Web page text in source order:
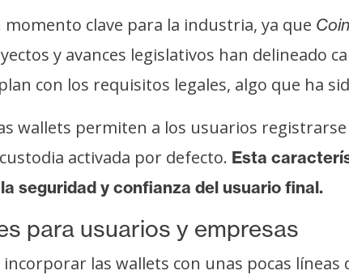
clave para la industria, ya que
y avances legislativos han delineado
con los requisitos legales, algo que ha
wallets permiten a los usuarios
activada por defecto. Esta
seguridad y confianza del usuario final.
para usuarios y empresas
las wallets con unas pocas